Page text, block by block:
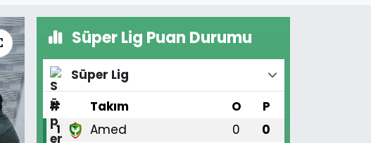
Süper Lig Puan Durumu
Süper Lig
#
Takım O P
1 Amed 0 0